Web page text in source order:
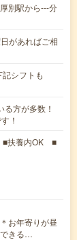
別駅から---分
があればご相
シフトも
る方が多数！
！
■扶養内OK ■
お年寄りが昼
できる…